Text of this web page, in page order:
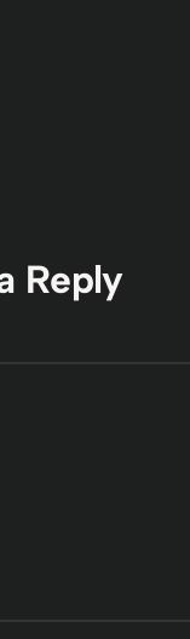
Reply